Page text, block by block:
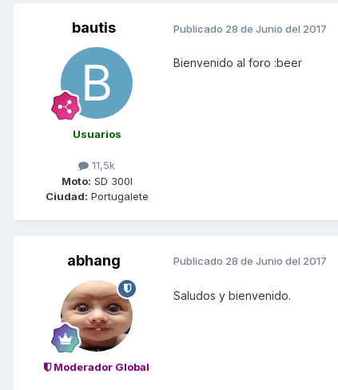
bautis
Usuarios
11,5k
Moto: SD 300I
Ciudad: Portugalete
Publicado 28 de Junio del 2017
Bienvenido al foro :beer
abhang
Moderador Global
Publicado 28 de Junio del 2017
Saludos y bienvenido.